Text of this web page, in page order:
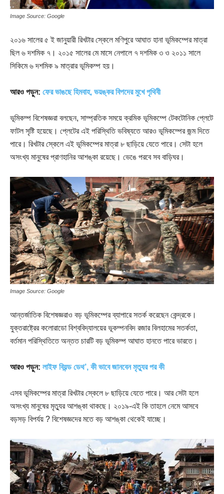
Image Source: Google
২০১৬ সালের ৫ ই জানুয়ারী রিখটার স্কেলে মণিপুরে আঘাত হানা ভূমিকম্পের মাত্রা
ছিল ৬ দশমিক ৭। ২০১৫ সালের মে মাসে নেপালে ৭ দশমিক ৩ ও ২০১১ সালে
সিকিমে ৬ দশমিক ৯ মাত্রার ভূমিকম্প হয়।
আরও পড়ুন: ফের ভাঙছে হিমবাহ, ভয়ঙ্কর বিপদের মুখে পৃথিবী
ভূমিকম্প বিশেষজ্ঞরা বলছেন, সাম্প্রতিক সময়ে ক্রমিক ভূমিকম্পে টেকটোনিক প্লেটে
ফাটল সৃষ্টি হয়েছে। প্লেটের এই পরিস্থিতি ভবিষ্যতে আরও ভূমিকম্পের জন্ম দিতে
পারে। রিখটার স্কেলে এই ভূমিকম্পের মাত্রা ৮ ছাড়িয়ে যেতে পারে। সেটা হলে
অসংখ্য মানুষের প্রাণহানির আশঙ্কা রয়েছে। ভেঙে পরবে সব বাড়িঘর।
Image Source: Google
আন্তর্জাতিক বিশেষজ্ঞরাও বড় ভূমিকম্পের ব্যাপারে সতর্ক করেছেন কেন্দ্রকে।
যুক্তরাষ্ট্রের কলোরাডো বিশ্ববিদ্যালয়ের ভূকম্পনবিদ রজার বিলহামের সতর্কতা,
বর্তমান পরিস্থিতিতে অন্তত চারটি বড় ভূমিকম্প আঘাত হানতে পারে ভারতে।
আরও পড়ুন: লাইফ বিয়ন্ড ডেথ’, কী ভাবে জানবেন মৃত্যুর পর কী
এসব ভূমিকম্পের মাত্রা রিখটার স্কেলে ৮ ছাড়িয়ে যেতে পারে। আর সেটা হলে
অসংখ্য মানুষের মৃত্যুর আশঙ্কা থাকছে। ২০১৯-এই কি তাহলে নেমে আসবে
বড়সড় বিপর্যয় ? বিশেষজ্ঞদের মতে বড় আশঙ্কা থেকেই যাচ্ছে।